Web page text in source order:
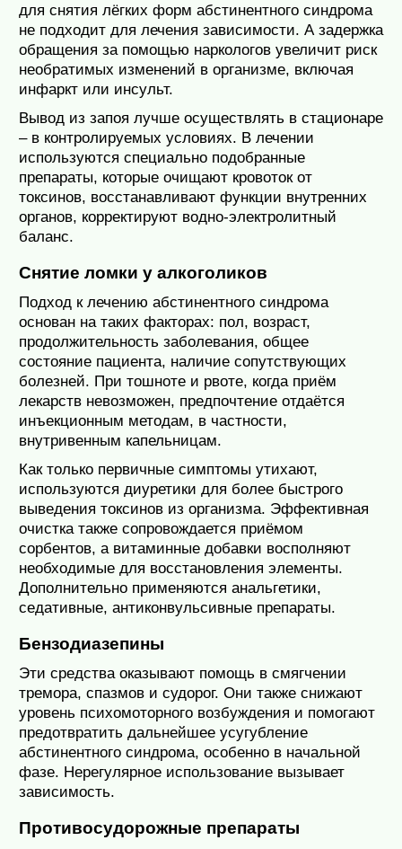
для снятия лёгких форм абстинентного синдрома
не подходит для лечения зависимости. А задержка
обращения за помощью наркологов увеличит риск
необратимых изменений в организме, включая
инфаркт или инсульт.
Вывод из запоя лучше осуществлять в стационаре
– в контролируемых условиях. В лечении
используются специально подобранные
препараты, которые очищают кровоток от
токсинов, восстанавливают функции внутренних
органов, корректируют водно-электролитный
баланс.
Снятие ломки у алкоголиков
Подход к лечению абстинентного синдрома
основан на таких факторах: пол, возраст,
продолжительность заболевания, общее
состояние пациента, наличие сопутствующих
болезней. При тошноте и рвоте, когда приём
лекарств невозможен, предпочтение отдаётся
инъекционным методам, в частности,
внутривенным капельницам.
Как только первичные симптомы утихают,
используются диуретики для более быстрого
выведения токсинов из организма. Эффективная
очистка также сопровождается приёмом
сорбентов, а витаминные добавки восполняют
необходимые для восстановления элементы.
Дополнительно применяются анальгетики,
седативные, антиконвульсивные препараты.
Бензодиазепины
Эти средства оказывают помощь в смягчении
тремора, спазмов и судорог. Они также снижают
уровень психомоторного возбуждения и помогают
предотвратить дальнейшее усугубление
абстинентного синдрома, особенно в начальной
фазе. Нерегулярное использование вызывает
зависимость.
Противосудорожные препараты